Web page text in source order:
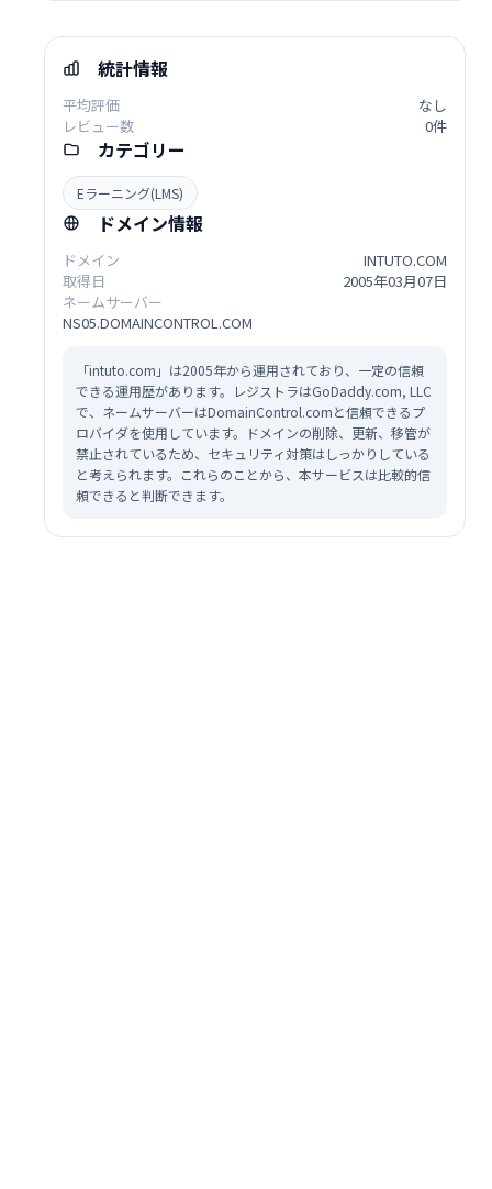
統計情報
平均評価
なし
レビュー数
0件
カテゴリー
Eラーニング(LMS)
ドメイン情報
ドメイン
INTUTO.COM
取得日
2005年03月07日
ネームサーバー
NS05.DOMAINCONTROL.COM
「intuto.com」は2005年から運用されており、一定の信頼
できる運用歴があります。レジストラはGoDaddy.com, LLC
で、ネームサーバーはDomainControl.comと信頼できるプ
ロバイダを使用しています。ドメインの削除、更新、移管が
禁止されているため、セキュリティ対策はしっかりしている
と考えられます。これらのことから、本サービスは比較的信
頼できると判断できます。